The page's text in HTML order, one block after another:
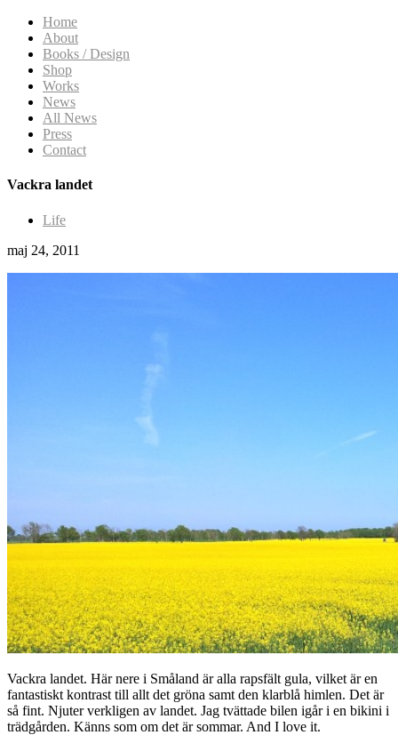
Home
About
Books / Design
Shop
Works
News
All News
Press
Contact
Vackra landet
Life
maj 24, 2011
Vackra landet. Här nere i Småland är alla rapsfält gula, vilket är en
fantastiskt kontrast till allt det gröna samt den klarblå himlen. Det är
så fint. Njuter verkligen av landet. Jag tvättade bilen igår i en bikini i
trädgården. Känns som om det är sommar. And I love it.